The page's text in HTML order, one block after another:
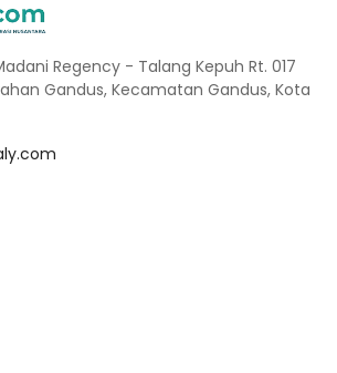
Regency - Talang Kepuh Rt. 017
Gandus, Kecamatan Gandus, Kota